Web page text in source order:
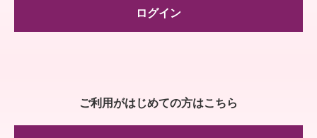
ログイン
ご利用がはじめての方はこちら